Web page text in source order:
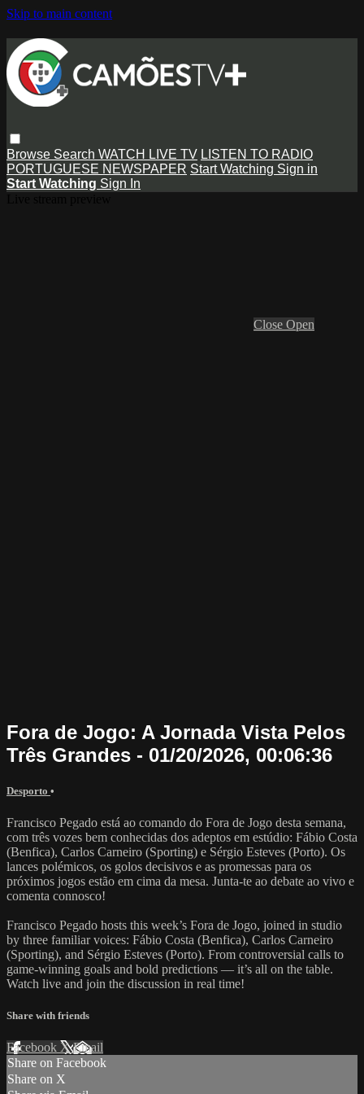
Skip to main content
Browse Search WATCH LIVE TV LISTEN TO RADIO
PORTUGUESE NEWSPAPER Start Watching Sign in
Start Watching Sign In
Close Open
Fora de Jogo: A Jornada Vista Pelos
Três Grandes - 01/20/2026, 00:06:36
Desporto •
Francisco Pegado está ao comando do Fora de Jogo desta semana,
com três vozes bem conhecidas dos adeptos em estúdio: Fábio Costa
(Benfica), Carlos Carneiro (Sporting) e Sérgio Esteves (Porto). Os
lances polémicos, os golos decisivos e as promessas para os
próximos jogos estão em cima da mesa. Junta-te ao debate ao vivo e
comenta connosco!
Francisco Pegado hosts this week’s Fora de Jogo, joined in studio
by three familiar voices: Fábio Costa (Benfica), Carlos Carneiro
(Sporting), and Sérgio Esteves (Porto). From controversial calls to
game-winning goals and bold predictions — it’s all on the table.
Watch live and join the discussion in real time!
Share with friends
Facebook XEmail
Share on Facebook
Share on X